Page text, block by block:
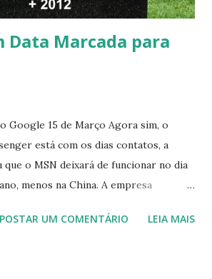
Data Marcada para
Google 15 de Março Agora sim, o
está com os dias contatos, a
o MSN deixará de funcionar no dia
menos na China. A empresa
do MSN, segundo a empresa, os
POSTAR UM COMENTÁRIO LEIA MAIS